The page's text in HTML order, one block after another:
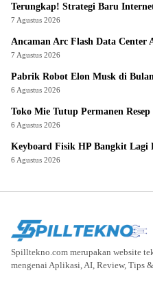
Terungkap! Strategi Baru
7 Agustus 2026
Ancaman Arc Flash Data Center
7 Agustus 2026
Pabrik Robot Elon Musk di
6 Agustus 2026
Toko Mie Tutup Permanen
6 Agustus 2026
Keyboard Fisik HP Bangkit Lagi
6 Agustus 2026
Spilltekno.com merupakan website
mengenai Aplikasi, AI, Review, Tips